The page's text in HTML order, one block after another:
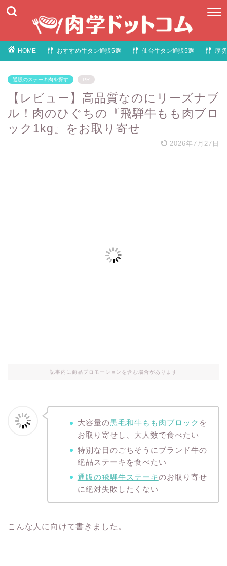
HOME おすすめ牛タン通販5選 仙台牛タン通販5選 厚
通販のステーキ肉を探す PR
【レビュー】高品質なのにリーズナブ
ル！肉のひぐちの『飛騨牛もも肉ブロ
ック1kg』をお取り寄せ
2026年7月27日
記事内に商品プロモーションを含む場合があります
大容量の黒毛和牛もも肉ブロック を
お取り寄せし、大人数で食べたい
特別な日のごちそうにブランド牛の
絶品ステーキを食べたい
通販の飛騨牛ステーキのお取り寄せ
に絶対失敗したくない
こんな人に向けて書きました。